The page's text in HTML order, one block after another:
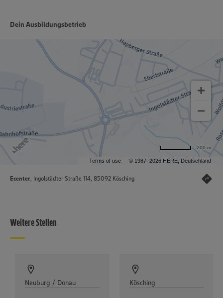
Dein Ausbildungsbetrieb
Terms of use © 1987–2026 HERE, Deutschland
200 m
Ecenter, Ingolstädter Straße 114, 85092 Kösching
Weitere Stellen
Neuburg / Donau Kösching